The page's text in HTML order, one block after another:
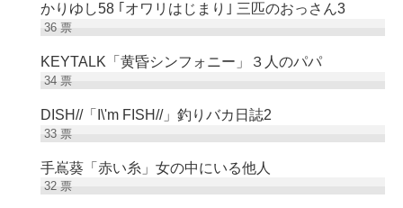
かりゆし58 ｢オワリはじまり｣ 三匹のおっさん3
36票
KEYTALK「黄昏シンフォニー」３人のパパ
34票
DISH//「I\'m FISH//」釣りバカ日誌2
33票
手嶌葵「赤い糸」女の中にいる他人
32票